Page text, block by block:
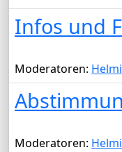
Infos und
Moderatoren:
Moderatoren: